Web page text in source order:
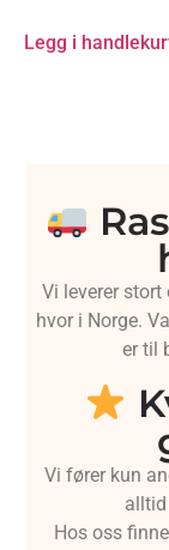
Legg i
Vi leverer
hvor i Norge.
er til
Vi fører kun
Hos oss